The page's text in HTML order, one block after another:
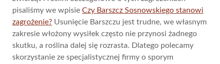
pisaliśmy we wpisie Czy Barszcz Sosnowskiego stanowi
zagrożenie? Usunięcie Barszczu jest trudne, we własnym
zakresie włożony wysiłek często nie przynosi żadnego
skutku, a roślina dalej się rozrasta. Dlatego polecamy
skorzystanie ze specjalistycznej firmy o sporym